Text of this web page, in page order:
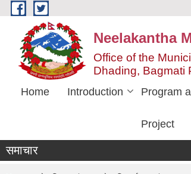
Skip to main content
Neelakantha
Office of the
Dhading, Bagmati
Home Introduction Program
Project
समाचार